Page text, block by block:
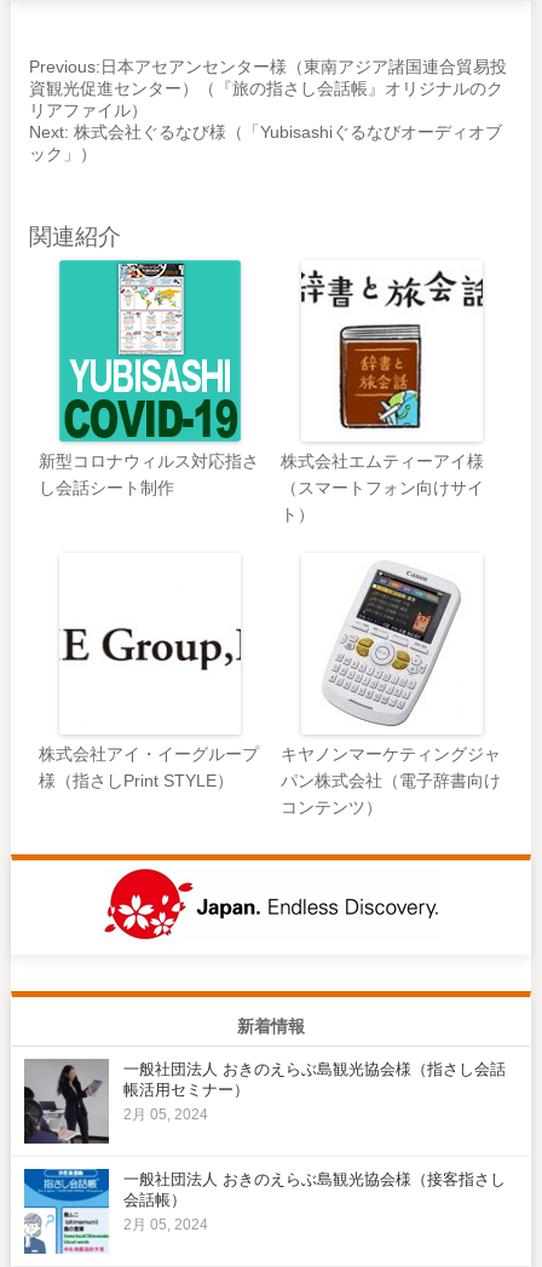
Previous:日本アセアンセンター様（東南アジア諸国連合貿易投
資観光促進センター）（『旅の指さし会話帳』オリジナルのク
リアファイル）
Next: 株式会社ぐるなび様（「Yubisashiぐるなびオーディオブ
ック」）
関連紹介
新型コロナウィルス対応指さ
し会話シート制作
株式会社エムティーアイ様
（スマートフォン向けサイ
ト）
株式会社アイ・イーグループ
様（指さしPrint STYLE）
キヤノンマーケティングジャ
パン株式会社（電子辞書向け
コンテンツ）
新着情報
一般社団法人 おきのえらぶ島観光協会様（指さし会話
帳活用セミナー）
2月 05, 2024
一般社団法人 おきのえらぶ島観光協会様（接客指さし
会話帳）
2月 05, 2024